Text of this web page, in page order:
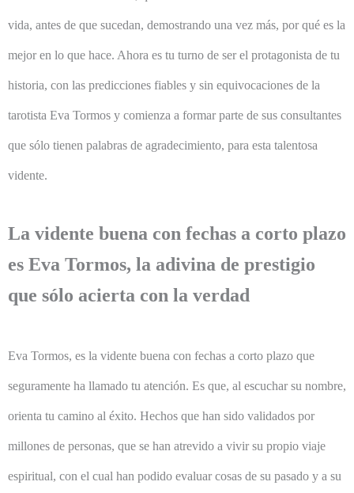
vida, antes de que sucedan, demostrando una vez más, por qué es la
mejor en lo que hace. Ahora es tu turno de ser el protagonista de tu
historia, con las predicciones fiables y sin equivocaciones de la
tarotista Eva Tormos y comienza a formar parte de sus consultantes
que sólo tienen palabras de agradecimiento, para esta talentosa
vidente.
La vidente buena con fechas a corto plazo
es Eva Tormos, la adivina de prestigio
que sólo acierta con la verdad
Eva Tormos, es la vidente buena con fechas a corto plazo que
seguramente ha llamado tu atención. Es que, al escuchar su nombre,
orienta tu camino al éxito. Hechos que han sido validados por
millones de personas, que se han atrevido a vivir su propio viaje
espiritual, con el cual han podido evaluar cosas de su pasado y a su